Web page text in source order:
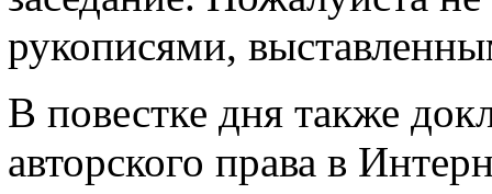
рукописями,
В повестке дня также
авторского права в